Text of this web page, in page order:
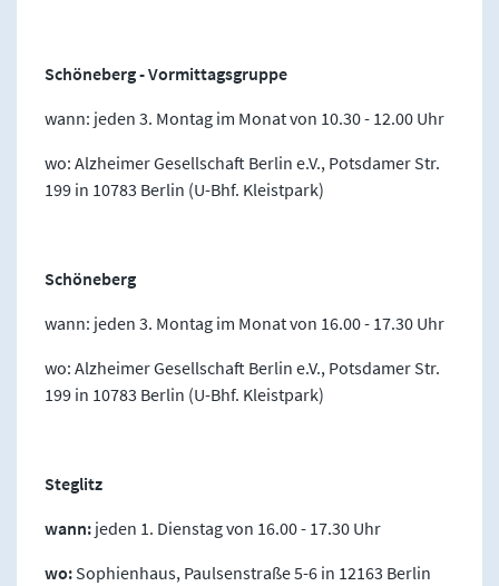
Schöneberg - Vormittagsgruppe
wann: jeden 3. Montag im Monat von 10.30 - 12.00 Uhr
wo: Alzheimer Gesellschaft Berlin e.V., Potsdamer Str.
199 in 10783 Berlin (U-Bhf. Kleistpark)
Schöneberg
wann: jeden 3. Montag im Monat von 16.00 - 17.30 Uhr
wo: Alzheimer Gesellschaft Berlin e.V., Potsdamer Str.
199 in 10783 Berlin (U-Bhf. Kleistpark)
Steglitz
wann: jeden 1. Dienstag von 16.00 - 17.30 Uhr
wo: Sophienhaus, Paulsenstraße 5-6 in 12163 Berlin